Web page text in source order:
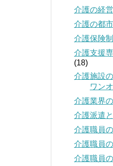
介護の経
介護の都
介護保険
介護支援
(18)
介護施設
ワン
介護業界
介護派遣
介護職員
介護職員
介護職員